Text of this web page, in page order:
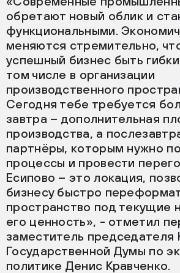
обретают новый облик и
функциональными.
меняются стремительно,
успешный бизнес быть
том числе в организации
производственного
Сегодня тебе требуется
завтра – дополнительная
производства, а
партнёры, которым нужно
процессы и провести
Есипово – это локация,
бизнесу быстро
пространство под текущие
его ценность», - отметил
заместитель председателя
Государственной Думы по
политике Денис Кравченко.